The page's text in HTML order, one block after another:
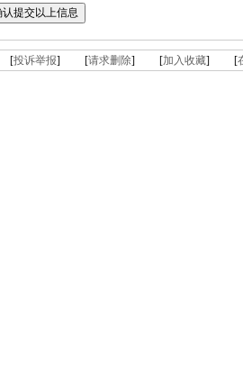
[投诉举报] [请求删除] [加入收藏] [